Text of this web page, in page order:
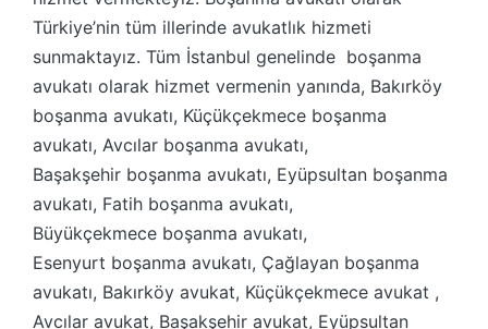
Türkiye’nin tüm illerinde avukatlık hizmeti
sunmaktayız. Tüm İstanbul genelinde boşanma
avukatı olarak hizmet vermenin yanında, Bakırköy
boşanma avukatı, Küçükçekmece boşanma
avukatı, Avcılar boşanma avukatı,
Başakşehir boşanma avukatı, Eyüpsultan boşanma
avukatı, Fatih boşanma avukatı,
Büyükçekmece boşanma avukatı,
Esenyurt boşanma avukatı, Çağlayan boşanma
avukatı, Bakırköy avukat, Küçükçekmece avukat ,
Avcılar avukat, Başakşehir avukat, Eyüpsultan